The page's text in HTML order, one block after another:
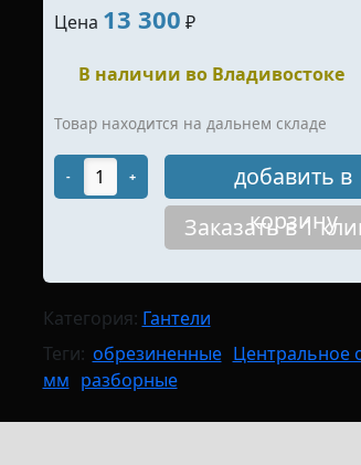
Цена 13 300 ₽
В наличии во Владивостоке
Товар находится на дальнем складе
- +
добавить в
корзину
Заказать в 1
Категория: Гантели
Теги: обрезиненные Центральное
мм разборные